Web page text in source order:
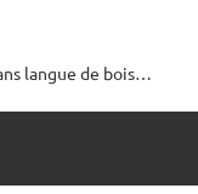
langue de bois…